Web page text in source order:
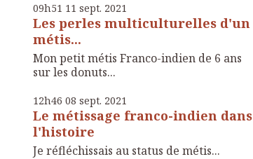
09h51 11 sept. 2021
Les perles multiculturelles d'un
métis...
Mon petit métis Franco-indien de 6 ans
sur les donuts...
12h46 08 sept. 2021
Le métissage franco-indien dans
l'histoire
Je réfléchissais au status de métis...